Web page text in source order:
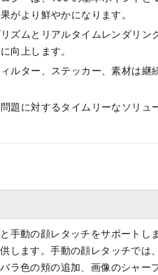
がより鮮やかになります。
ズムとリアルタイムレンダリ
向上します。
ルター、ステッカー、素材は
題に対するタイムリーなソリ
手動の顔レタッチをサポートし
します。手動の顔レタッチでは
ラ色の頬の追加、画像のシャ